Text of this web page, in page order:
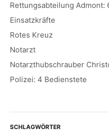
Rettungsabteilung Admont:
Einsatzkräfte
Rotes Kreuz
Notarzt
Notarzthubschrauber
Polizei: 4 Bedienstete
SCHLAGWÖRTER